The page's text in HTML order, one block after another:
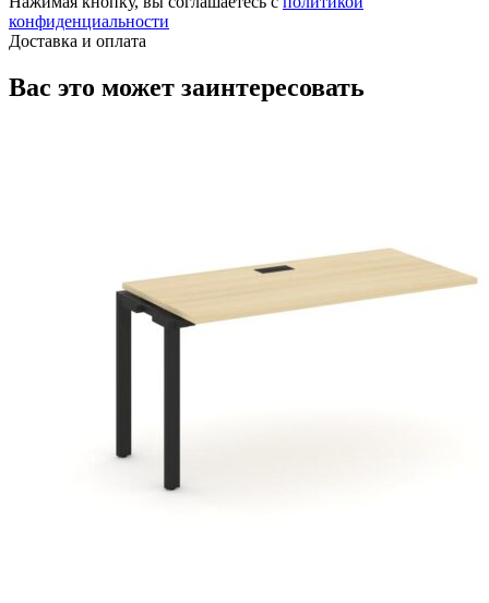
конфиденциальности
Доставка и оплата
Вас это может заинтересовать